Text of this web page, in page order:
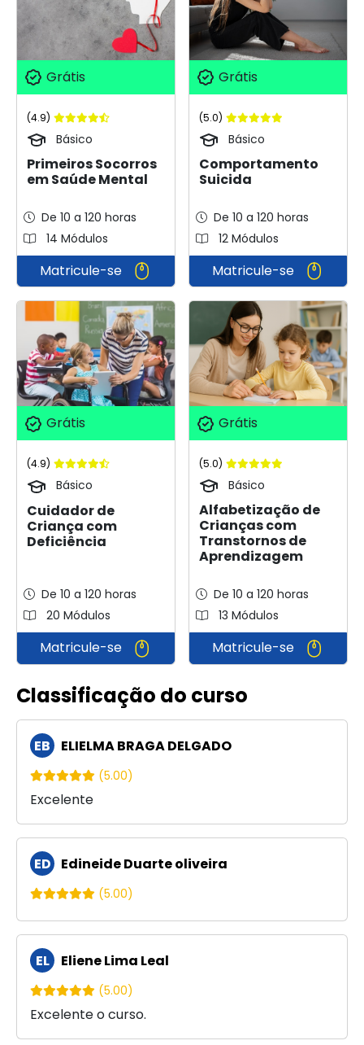
Grátis
(4.9)
Básico
Primeiros Socorros
em Saúde Mental
De 10 a 120 horas
14 Módulos
Matricule-se
Grátis
(5.0)
Básico
Comportamento
Suicida
De 10 a 120 horas
12 Módulos
Matricule-se
Grátis
(4.9)
Básico
Cuidador de
Criança com
Deficiência
De 10 a 120 horas
20 Módulos
Matricule-se
Grátis
(5.0)
Básico
Alfabetização de
Crianças com
Transtornos de
Aprendizagem
De 10 a 120 horas
13 Módulos
Matricule-se
Classificação do curso
EB ELIELMA BRAGA DELGADO
(5.00)
Excelente
ED Edineide Duarte oliveira
(5.00)
EL Eliene Lima Leal
(5.00)
Excelente o curso.